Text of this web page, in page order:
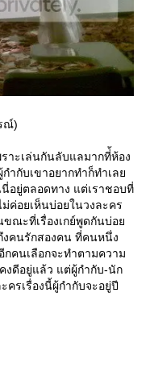
ณ์)
ราะเล่นกันลับแลมากที่้ห้อง
ำกับเขาอยากทำก็ทำเล
อยู่ตลอดทาง แต่เราชอบที่
ค่อยเห็นบ่อยในวงละคร
ขณะที่เรื่องเกย์พูดกันบ่อ
งคนรักสองคน ที่คนหนึ่ง
กคนเลือกจะทำตามความ
งดีอยู่แล้ว แต่ผู้กำกับ-นัก
รเรื่องนี้ผู้กำกับจะอยู่ปี